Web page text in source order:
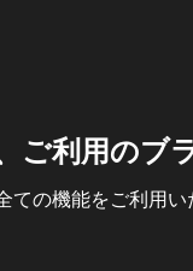
ご利用のブ
の機能をご利用